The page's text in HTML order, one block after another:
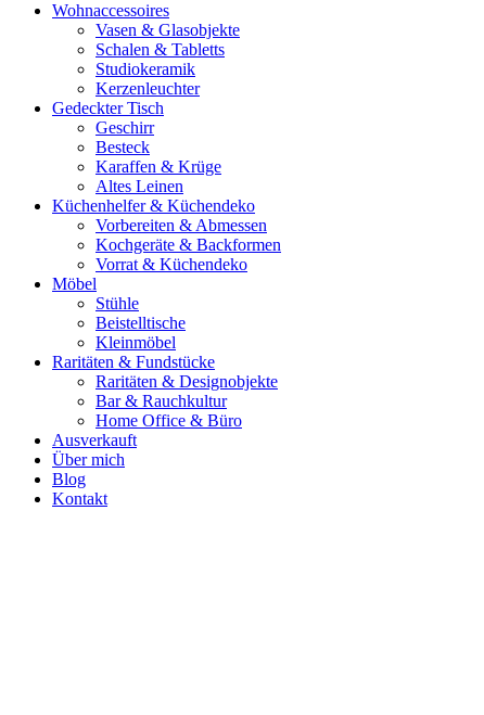
Wohnaccessoires
Vasen & Glasobjekte
Schalen & Tabletts
Studiokeramik
Kerzenleuchter
Gedeckter Tisch
Geschirr
Besteck
Karaffen & Krüge
Altes Leinen
Küchenhelfer & Küchendeko
Vorbereiten & Abmessen
Kochgeräte & Backformen
Vorrat & Küchendeko
Möbel
Stühle
Beistelltische
Kleinmöbel
Raritäten & Fundstücke
Raritäten & Designobjekte
Bar & Rauchkultur
Home Office & Büro
Ausverkauft
Über mich
Blog
Kontakt